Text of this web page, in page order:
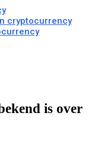
cryptocurrency
is over